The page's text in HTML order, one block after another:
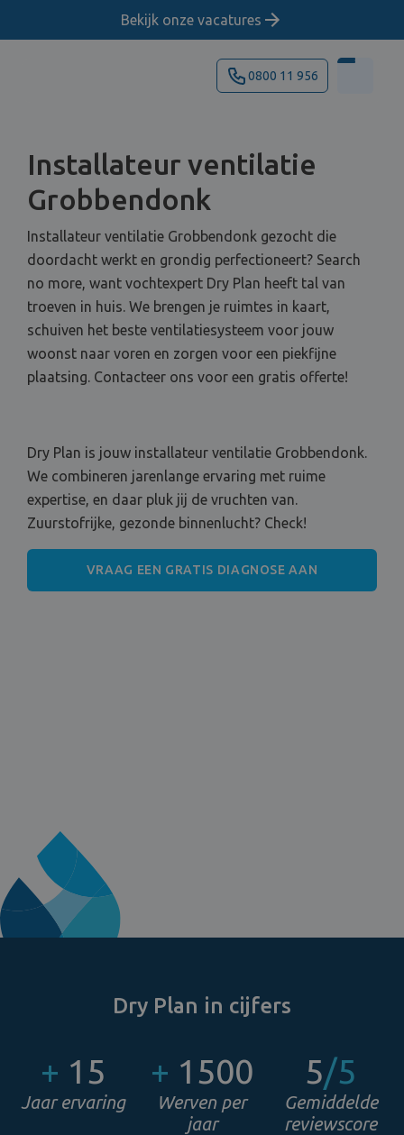
Bekijk onze vacatures
0800 11 956
Installateur ventilatie
Grobbendonk
Installateur ventilatie Grobbendonk gezocht die
doordacht werkt en grondig perfectioneert? Search
no more, want vochtexpert Dry Plan heeft tal van
troeven in huis. We brengen je ruimtes in kaart,
schuiven het beste ventilatiesysteem voor jouw
woonst naar voren en zorgen voor een piekfijne
plaatsing. Contacteer ons voor een gratis offerte!
Dry Plan is jouw installateur ventilatie Grobbendonk.
We combineren jarenlange ervaring met ruime
expertise, en daar pluk jij de vruchten van.
Zuurstofrijke, gezonde binnenlucht? Check!
VRAAG EEN GRATIS DIAGNOSE AAN
Dry Plan in cijfers
+ 15
Jaar ervaring
+ 1500
Werven per
jaar
5/5
Gemiddelde
reviewscore